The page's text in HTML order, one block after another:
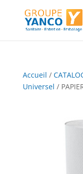
Accueil /
Universel /